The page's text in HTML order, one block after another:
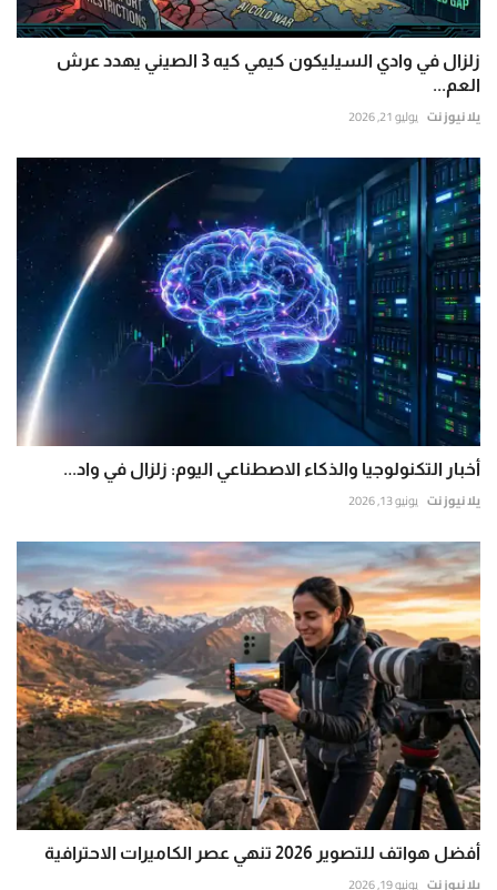
زلزال في وادي السيليكون كيمي كيه 3 الصيني يهدد عرش
العم...
يلا نيوز نت يوليو 21, 2026
أخبار التكنولوجيا والذكاء الاصطناعي اليوم: زلزال في واد...
يلا نيوز نت يونيو 13, 2026
أفضل هواتف للتصوير 2026 تنهي عصر الكاميرات الاحترافية
يلا نيوز نت يونيو 19, 2026